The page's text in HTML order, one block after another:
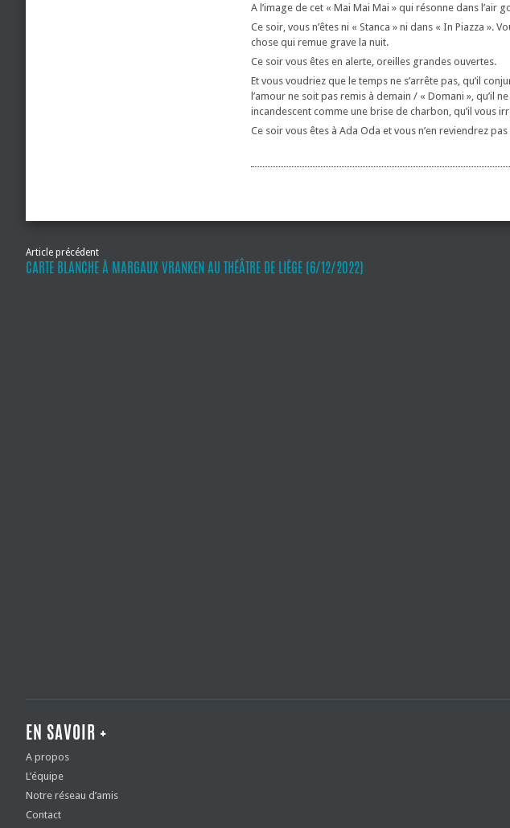
A l’image de cet « Mai Mai Mai » qui résonne dans l’air
Ce soir, vous n’êtes ni « Stanca » ni dans « In Piazza ».
chose qui remue grave la nuit.
Ce soir vous êtes en alerte, oreilles grandes ouvertes.
Et vous voudriez que le temps ne s’arrête pas, qu’il
l’amour ne soit pas remis à demain / « Domani », qu’il
incandescent comme une brise de charbon, qu’il vous
Ce soir vous êtes à Ada Oda et vous n’en reviendrez
Article précédent
CARTE BLANCHE À MARGAUX VRANKEN AU THÉÂTRE DE LIÈGE (6/12/2022)
EN SAVOIR +
A propos
L’équipe
Notre réseau d’amis
Contact